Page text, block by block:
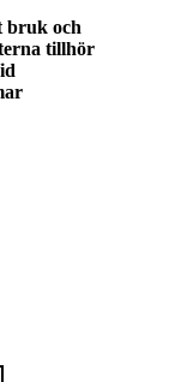
bruk och
tillhör